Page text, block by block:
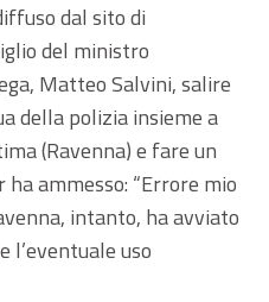
dal sito di
del ministro
Matteo Salvini, salire
della polizia insieme a
(Ravenna) e fare un
ammesso: “Errore mio
intanto, ha avviato
l’eventuale uso